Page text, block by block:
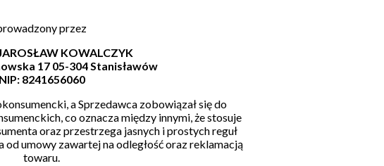
przez
KOWALCZYK
17 05-304 Stanisławów
NIP: 8241656060
a Sprzedawca zobowiązał się do
co oznacza między innymi, że stosuje
oraz przestrzega jasnych i prostych reguł
od umowy zawartej na odległość oraz reklamacją
towaru.